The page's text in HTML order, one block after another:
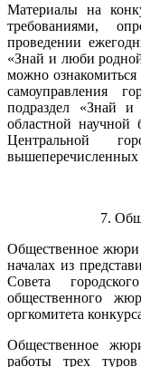
Материалы на
требованиями,
проведении
«Знай и люби
можно
самоуправления
подраздел «Знай
областной
Центральной
вышеперечисленных
7.
Общественное жюри
началах из
Совета
общественного
оргкомитета
Общественное
работы трех